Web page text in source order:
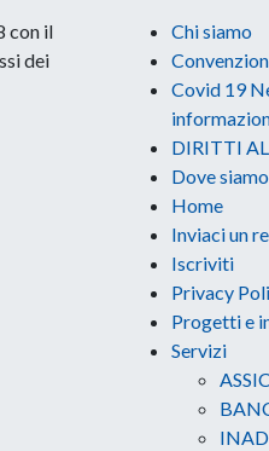
con il
dei
Chi siamo
Covid 19
DIRITTI
Dove siamo
Home
Inviaci un
Iscriviti
Privacy
Progetti e
Servizi